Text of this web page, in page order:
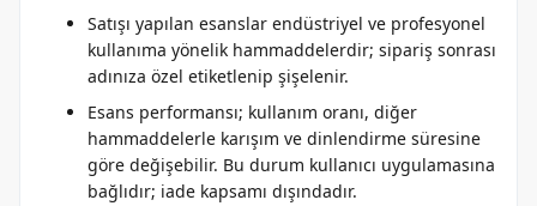
Satışı yapılan esanslar endüstriyel ve profesyonel
kullanıma yönelik hammaddelerdir; sipariş sonrası
adınıza özel etiketlenip şişelenir.
Esans performansı; kullanım oranı, diğer
hammaddelerle karışım ve dinlendirme süresine
göre değişebilir. Bu durum kullanıcı uygulamasına
bağlıdır; iade kapsamı dışındadır.